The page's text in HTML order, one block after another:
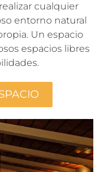
cualquier
entorno natural
Un espacio
espacios libres